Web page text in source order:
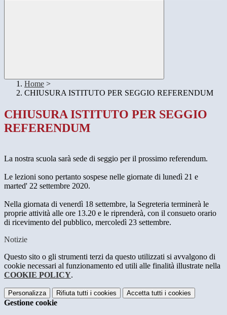
Home >
CHIUSURA ISTITUTO PER SEGGIO REFERENDUM
CHIUSURA ISTITUTO PER SEGGIO
REFERENDUM
La nostra scuola sarà sede di seggio per il prossimo referendum.
Le lezioni sono pertanto sospese nelle giornate di lunedì 21 e
marted' 22 settembre 2020.
Nella giornata di venerdì 18 settembre, la Segreteria terminerà le
proprie attività alle ore 13.20 e le riprenderà, con il consueto orario
di ricevimento del pubblico, mercoledì 23 settembre.
Notizie
Questo sito o gli strumenti terzi da questo utilizzati si avvalgono di
cookie necessari al funzionamento ed utili alle finalità illustrate nella
COOKIE POLICY.
Personalizza Rifiuta tutti i cookies Accetta tutti i cookies
Gestione cookie